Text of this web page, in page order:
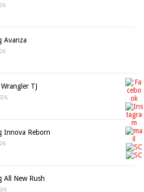
Avanza
TJ
Innova Reborn
All New Rush